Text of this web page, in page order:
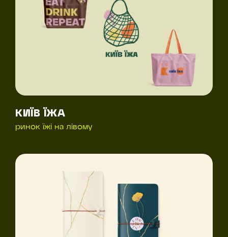
КИЇВ ЇЖА
ринок їжі на лівому